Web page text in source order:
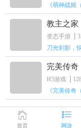
教主之家
变态手游
刀光剑影，
完美传奇
H5游戏
《完美传奇
首页 网游